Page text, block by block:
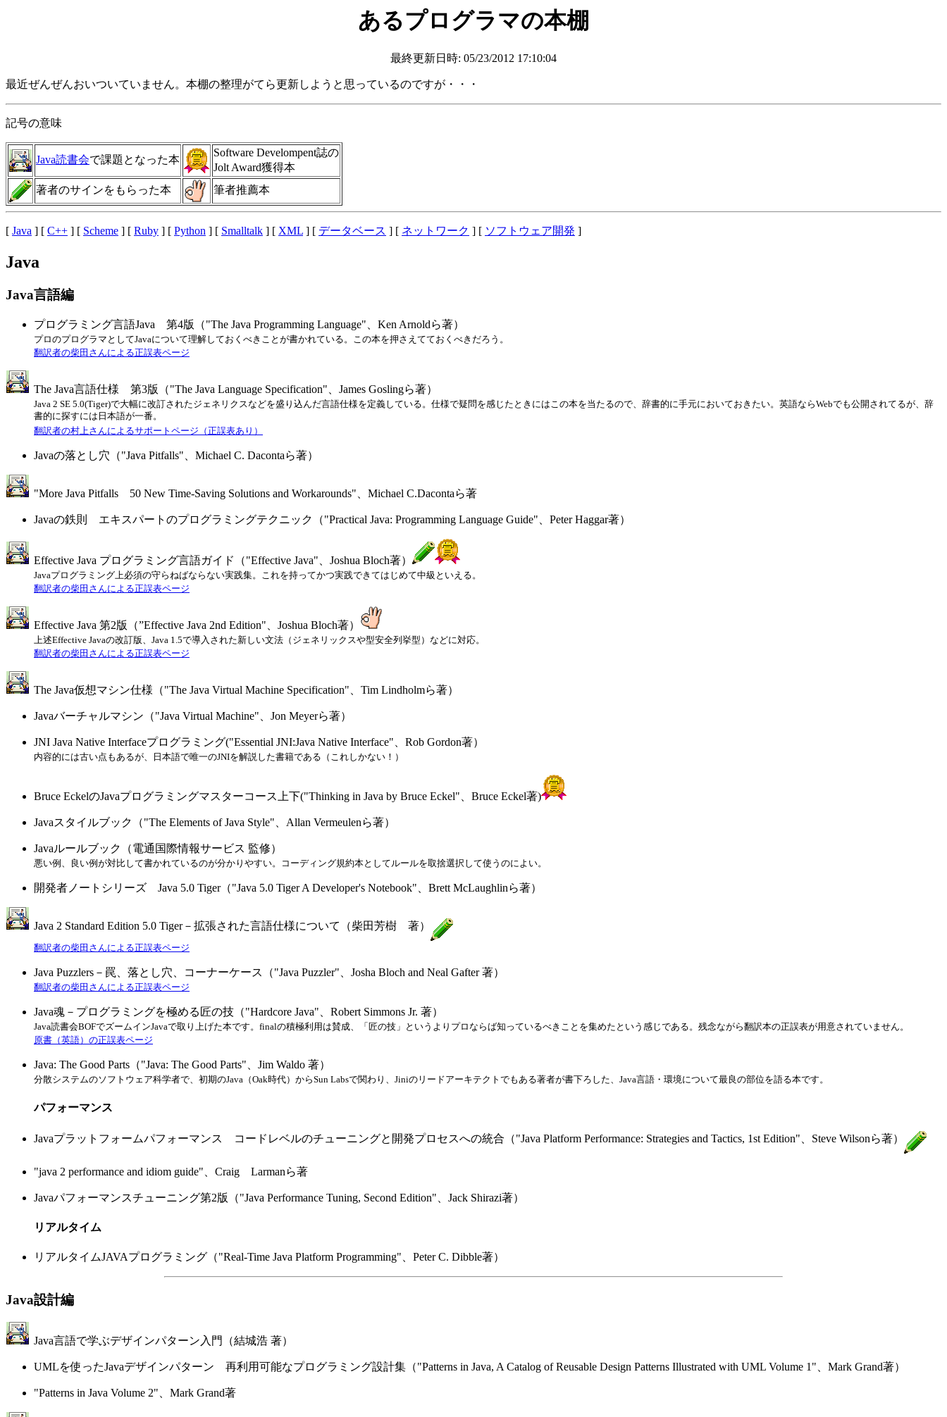
あるプログラマの本棚
最終更新日時: 05/23/2012 17:10:04
最近ぜんぜんおいついていません。本棚の整理がてら更新しようと思っているのですが・・・
記号の意味
Java読書会で課題となった本
Software Develompent誌の
Jolt Award獲得本
著者のサインをもらった本
筆者推薦本
[ Java ] [ C++ ] [ Scheme ] [ Ruby ] [ Python ] [ Smalltalk ] [ XML ] [ データベース ] [ ネットワーク ] [ ソフトウェア開発 ]
Java
Java言語編
プログラミング言語Java 第4版（"The Java Programming Language"、Ken Arnoldら著）
プロのプログラマとしてJavaについて理解しておくべきことが書かれている。この本を押さえてておくべきだろう。
翻訳者の柴田さんによる正誤表ページ
The Java言語仕様 第3版（"The Java Language Specification"、James Goslingら著）
Java 2 SE 5.0(Tiger)で大幅に改訂されたジェネリクスなどを盛り込んだ言語仕様を定義している。仕様で疑問を感じたときにはこの本を当たるので、辞書的に手元においておきたい。英語ならWebでも公開されてるが、辞
書的に探すには日本語が一番。
翻訳者の村上さんによるサポートページ（正誤表あり）
Javaの落とし穴（"Java Pitfalls"、Michael C. Dacontaら著）
"More Java Pitfalls 50 New Time-Saving Solutions and Workarounds"、Michael C.Dacontaら著
Javaの鉄則 エキスパートのプログラミングテクニック（"Practical Java: Programming Language Guide"、Peter Haggar著）
Effective Java プログラミング言語ガイド（"Effective Java"、Joshua Bloch著）
Javaプログラミング上必須の守らねばならない実践集。これを持ってかつ実践できてはじめて中級といえる。
翻訳者の柴田さんによる正誤表ページ
Effective Java 第2版（”Effective Java 2nd Edition"、Joshua Bloch著）
上述Effective Javaの改訂版、Java 1.5で導入された新しい文法（ジェネリックスや型安全列挙型）などに対応。
翻訳者の柴田さんによる正誤表ページ
The Java仮想マシン仕様（"The Java Virtual Machine Specification"、Tim Lindholmら著）
Javaバーチャルマシン（"Java Virtual Machine"、Jon Meyerら著）
JNI Java Native Interfaceプログラミング("Essential JNI:Java Native Interface"、Rob Gordon著）
内容的には古い点もあるが、日本語で唯一のJNIを解説した書籍である（これしかない！）
Bruce EckelのJavaプログラミングマスターコース上下("Thinking in Java by Bruce Eckel"、Bruce Eckel著)
Javaスタイルブック（"The Elements of Java Style"、Allan Vermeulenら著）
Javaルールブック（電通国際情報サービス 監修）
悪い例、良い例が対比して書かれているのが分かりやすい。コーディング規約本としてルールを取捨選択して使うのによい。
開発者ノートシリーズ Java 5.0 Tiger（"Java 5.0 Tiger A Developer's Notebook"、Brett McLaughlinら著）
Java 2 Standard Edition 5.0 Tiger－拡張された言語仕様について（柴田芳樹 著）
翻訳者の柴田さんによる正誤表ページ
Java Puzzlers－罠、落とし穴、コーナーケース（"Java Puzzler"、Josha Bloch and Neal Gafter 著）
翻訳者の柴田さんによる正誤表ページ
Java魂－プログラミングを極める匠の技（"Hardcore Java"、Robert Simmons Jr. 著）
Java読書会BOFでズームインJavaで取り上げた本です。finalの積極利用は賛成、「匠の技」というよりプロならば知っているべきことを集めたという感じである。残念ながら翻訳本の正誤表が用意されていません。
原書（英語）の正誤表ページ
Java: The Good Parts（"Java: The Good Parts"、Jim Waldo 著）
分散システムのソフトウェア科学者で、初期のJava（Oak時代）からSun Labsで関わり、Jiniのリードアーキテクトでもある著者が書下ろした、Java言語・環境について最良の部位を語る本です。
パフォーマンス
Javaプラットフォームパフォーマンス コードレベルのチューニングと開発プロセスへの統合（"Java Platform Performance: Strategies and Tactics, 1st Edition"、Steve Wilsonら著）
"java 2 performance and idiom guide"、Craig Larmanら著
Javaパフォーマンスチューニング第2版（"Java Performance Tuning, Second Edition"、Jack Shirazi著）
リアルタイム
リアルタイムJAVAプログラミング（"Real-Time Java Platform Programming"、Peter C. Dibble著）
Java設計編
Java言語で学ぶデザインパターン入門（結城浩 著）
UMLを使ったJavaデザインパターン 再利用可能なプログラミング設計集（"Patterns in Java, A Catalog of Reusable Design Patterns Illustrated with UML Volume 1"、Mark Grand著）
"Patterns in Java Volume 2"、Mark Grand著